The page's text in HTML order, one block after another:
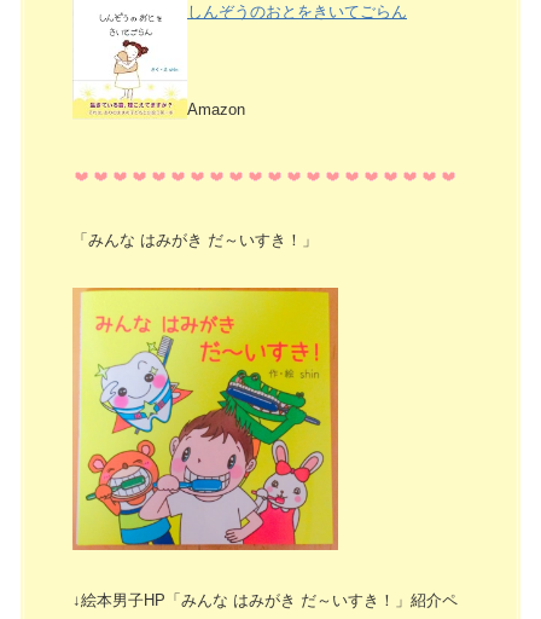
しんぞうのおとをきいてごらん
Amazon
「みんな はみがき だ～いすき！」
↓絵本男子HP「みんな はみがき だ～いすき！」紹介ペ